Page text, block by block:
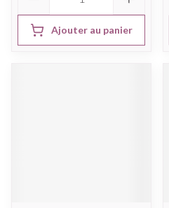
Ajouter au panier